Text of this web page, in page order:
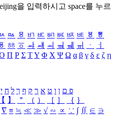
을 입력하시고 space를 누르
ㅰ ㅱ ㅲ ㅳ ㅴ ㅵ ㅶ ㅷ ㅸ
ㅹ
ㆄ ㆅ ㆆ ㆇ ㆈ ㆉ ㆊ ㆋ ㆌ ㆍ
ㆎ
Π Ρ Σ ΤΥ Φ Χ Ψ Ω α β γ δ ε ζ η
פ ם ן ו ט א ר ק ף ך ל ח י
【 】 ＂ （ ） ［ ］ ｛ ｝
∇ ≡ ≒ ≪ ≫ √ ∽ ∝ ∵ ∫ ∬ ∈ ∋